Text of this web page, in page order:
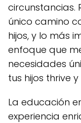
circunstancias.
único camino
hijos, y lo más
enfoque que
necesidades
tus hijos thrive
La educación
experiencia